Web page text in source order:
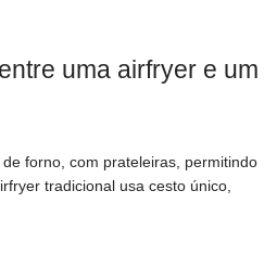
uma airfryer e um
forno, com prateleiras, permitindo
tradicional usa cesto único,